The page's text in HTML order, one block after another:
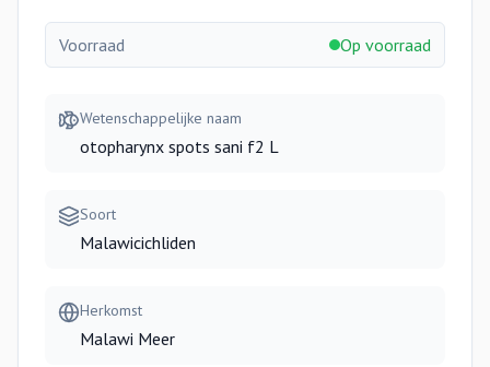
Voorraad Op voorraad
Wetenschappelijke naam
otopharynx spots sani f2 L
Soort
Malawicichliden
Herkomst
Malawi Meer